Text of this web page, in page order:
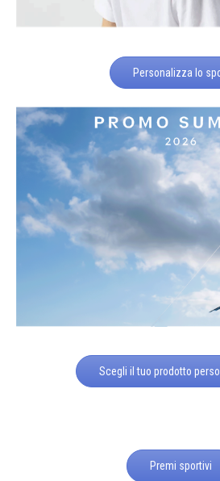
Personalizza lo
Scegli il tuo prodotto
Premi sportivi